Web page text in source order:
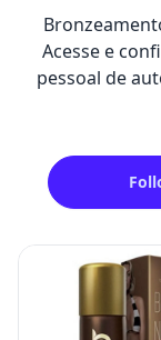
Acesse e
pessoal de